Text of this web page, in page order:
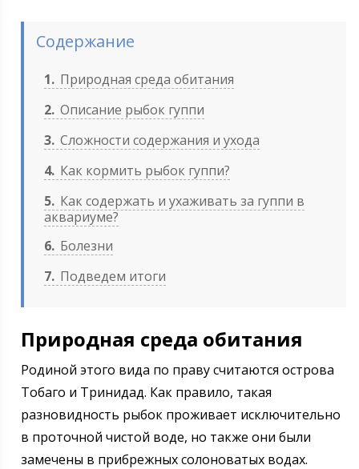
Содержание
1
Природная среда обитания
2 Описание рыбок гуппи
3 Сложности содержания и ухода
4 Как кормить рыбок гуппи?
5 Как содержать и ухаживать за гуппи в
аквариуме?
6 Болезни
7 Подведем итоги
Природная среда обитания
Родиной этого вида по праву считаются острова
Тобаго и Тринидад. Как правило, такая
разновидность рыбок проживает исключительно
в проточной чистой воде, но также они были
замечены в прибрежных солоноватых водах.